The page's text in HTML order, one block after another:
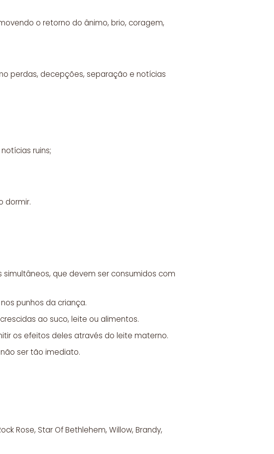
o retorno do ânimo, brio, coragem,
perdas, decepções, separação e notícias
ruins;
dormir.
que devem ser consumidos com
punhos da criança.
ao suco, leite ou alimentos.
os efeitos deles através do leite materno.
ser tão imediato.
Rose, Star Of Bethlehem, Willow, Brandy,